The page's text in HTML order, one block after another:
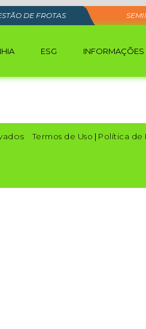
DE FROTAS
ESG
Termos de Uso | Política de